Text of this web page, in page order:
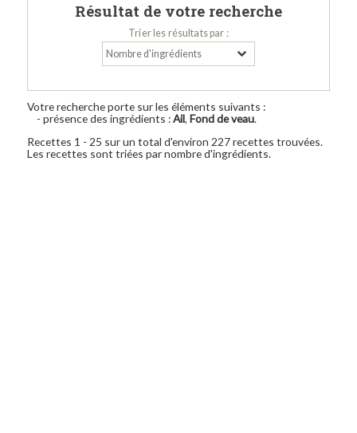
Résultat de votre recherche
Trier les résultats par :
Votre recherche porte sur les éléments suivants :
- présence des ingrédients :Ail, Fond de veau.
Recettes 1 - 25 sur un total d'environ 227 recettes trouvées.
Les recettes sont triées par nombre d'ingrédients.